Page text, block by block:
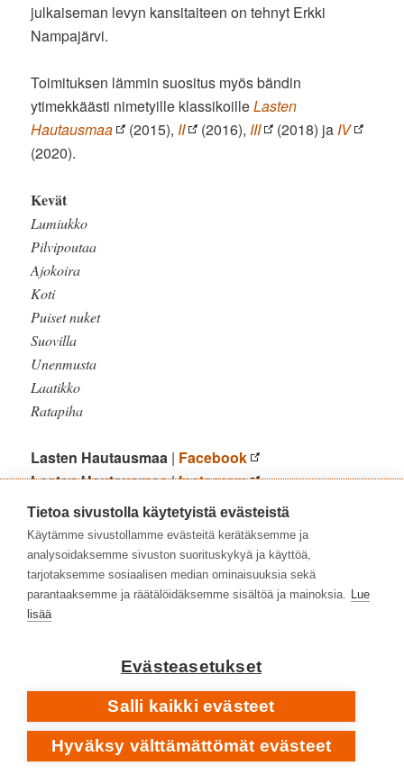
julkaiseman levyn kansitaiteen on tehnyt Erkki
Nampajärvi.
Toimituksen lämmin suositus myös bändin
ytimekkäästi nimetyille klassikoilleLasten
Hautausmaa
(2015),II (2016),III (2018) jaIV
(2020).
Kevät
Lumiukko
Pilvipoutaa
Ajokoira
Koti
Puiset nuket
Suovilla
Unenmusta
Laatikko
Ratapiha
Lasten Hautausmaa | Facebook
Lasten Hautausmaa|Instagram
Erkki Nampajärvi| kotisivu
Lasten Hautausmaa|Levyhyllyt[3/2020]
•IV– lohtua ja jatkuvuutta
PILVIPOUTAA
Tietoa sivustolla käytetyistä evästeistä
Käytämme sivustollamme evästeitä kerätäksemme ja
analysoidaksemme sivuston suorituskykyä ja käyttöä,
tarjotaksemme sosiaalisen median ominaisuuksia sekä
parantaaksemme ja räätälöidäksemme sisältöä ja mainoksia. Lue
lisää
Evästeasetukset
Salli kaikki evästeet
Hyväksy välttämättömät evästeet